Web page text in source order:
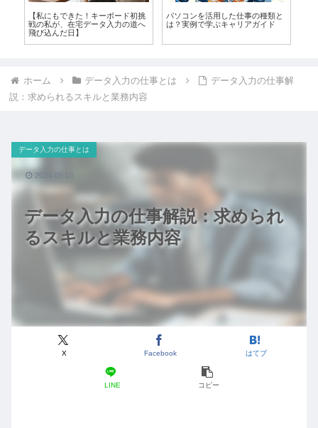
【私にもできた！キーボード初挑
戦の私が、在宅データ入力の道へ
飛び込んだ日】
パソコンを活用した仕事の種類と
は？実例で学ぶキャリアガイド
ホーム データ入力の仕事とは
データ入力の仕事解
説：求められるスキルと業務内容
データ入力の仕事解説：求められ
るスキルと業務内容
データ入力の仕事とは
X Facebook はてブ
LINE コピー
2024.05.10